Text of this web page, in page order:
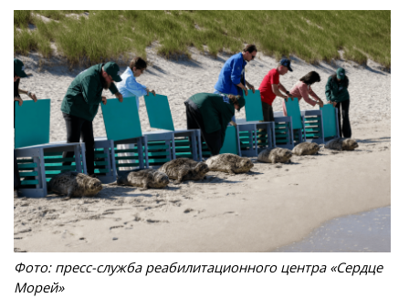
Фото: пресс-служба реабилитационного центра «Сердце
Морей»